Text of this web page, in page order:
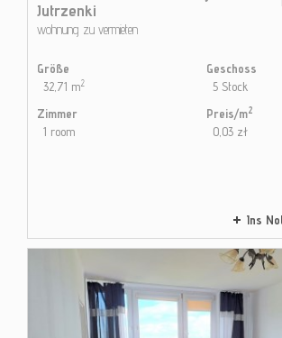
Jutrzenki
wohnung zu vermieten
Größe
32,71 m2
Geschoss
5 Stock
Zimmer
1 room
Preis/m2
0,03 zł
Ins